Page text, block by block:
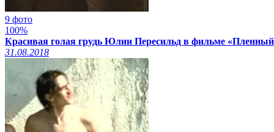
9 фото
100%
Красивая голая грудь Юлии Пересильд в фильме
31.08.2018